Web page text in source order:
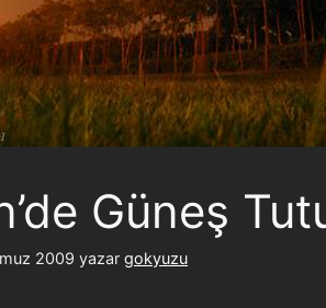
Güneş
2009 yazar gokyuzu